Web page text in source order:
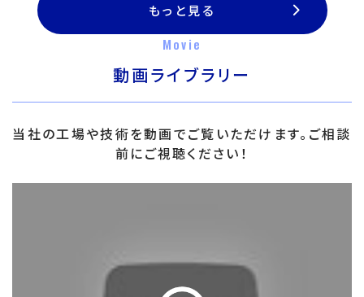
もっと見る
Movie
動画ライブラリー
当社の工場や技術を動画でご覧いただけます。ご相談
前にご視聴ください！